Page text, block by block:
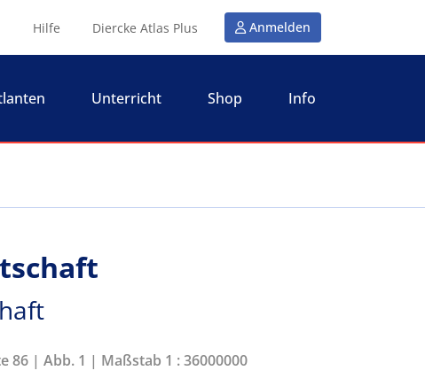
Hilfe Diercke Atlas Plus Anmelden
Unterricht Shop Info
86 | Abb. 1 | Maßstab 1 : 36000000